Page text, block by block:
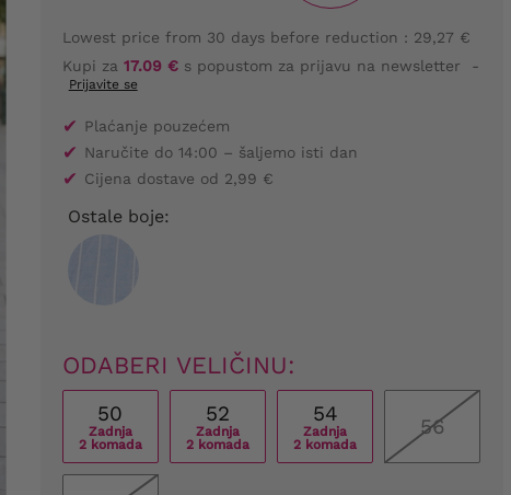
Lowest price from 30 days before reduction : 29,27 €
Kupi za 17.09 €s popustom za prijavu na newsletter -
Prijavite se
✔ Plaćanje pouzećem
✔ Naručite do 14:00 – šaljemo isti dan
✔ Cijena dostave od 2,99 €
Ostale boje:
ODABERI VELIČINU:
50
Zadnja
2 komada
52
Zadnja
2 komada
54
Zadnja
2 komada
56